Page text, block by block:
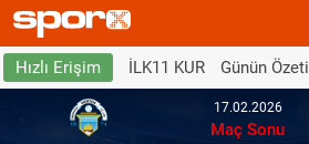
Hızlı Erişim İLK11 KUR Günün Özeti
17.02.2026
Maç Sonu